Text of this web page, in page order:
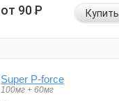
от 90Р Купить
Super P-force
100мг + 60мг